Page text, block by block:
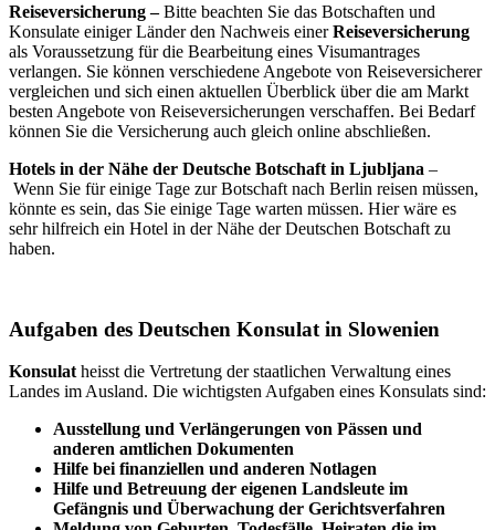
Reiseversicherung –Bitte beachten Sie das Botschaften und
Konsulate einiger Länder den Nachweis einerReiseversicherung
als Voraussetzung für die Bearbeitung eines Visumantrages
verlangen. Sie können verschiedene Angebote von Reiseversicherer
vergleichen und sich einen aktuellen Überblick über die am Markt
besten Angebote von Reiseversicherungen verschaffen. Bei Bedarf
können Sie die Versicherung auch gleich online abschließen.
Hotels in der Nähe der Deutsche Botschaft in Ljubljana –
Wenn Sie für einige Tage zur Botschaft nach Berlin reisen müssen,
könnte es sein, das Sie einige Tage warten müssen. Hier wäre es
sehr hilfreich ein Hotel in der Nähe der Deutschen Botschaft zu
haben.
Aufgaben des Deutschen Konsulat in Slowenien
Konsulatheisst die Vertretung der staatlichen Verwaltung eines
Landes im Ausland. Die wichtigsten Aufgaben eines Konsulats sind:
Ausstellung und Verlängerungen von Pässen und
anderen amtlichen Dokumenten
Hilfe bei finanziellen und anderen Notlagen
Hilfe und Betreuung der eigenen Landsleute im
Gefängnis und Überwachung der Gerichtsverfahren